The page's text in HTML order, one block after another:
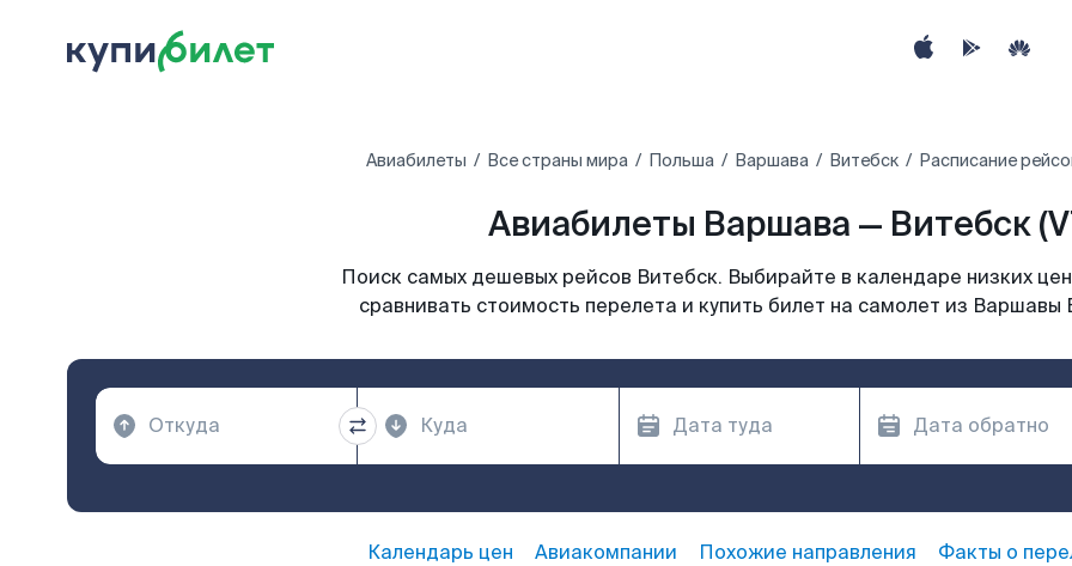
Авиабилеты Все страны мира Польша Варшава Витебск Расписание
Авиабилеты Варшава — Витебск
Поиск самых дешевых рейсов Витебск. Выбирайте в календаре низких
сравнивать стоимость перелета и купить билет на самолет из Варшавы
Календарь цен Авиакомпании Похожие направления Факты о